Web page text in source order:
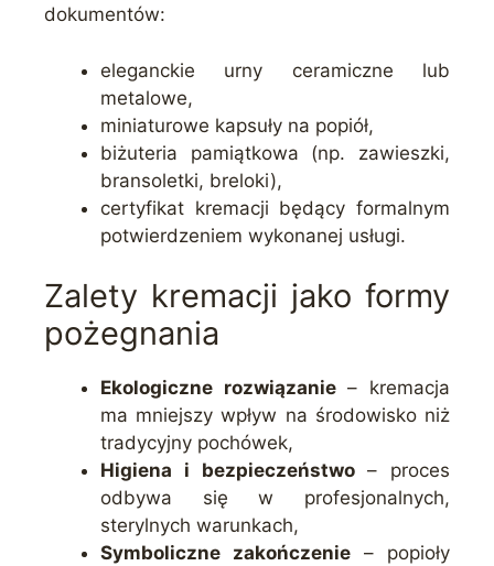
dokumentów:
eleganckie urny ceramiczne lub
metalowe,
miniaturowe kapsuły na popiół,
biżuteria pamiątkowa (np. zawieszki,
bransoletki, breloki),
certyfikat kremacji będący formalnym
potwierdzeniem wykonanej usługi.
Zalety kremacji jako formy
pożegnania
Ekologiczne rozwiązanie– kremacja
ma mniejszy wpływ na środowisko niż
tradycyjny pochówek,
Higiena i bezpieczeństwo– proces
odbywa się w profesjonalnych,
sterylnych warunkach,
Symboliczne zakończenie – popioły